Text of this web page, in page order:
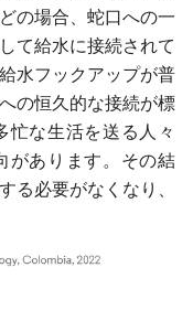
の場合、蛇口への一
て給水に接続されて
水フックアップが普
の恒久的な接続が標
忙な生活を送る人々
があります。その結
る必要がなくなり、